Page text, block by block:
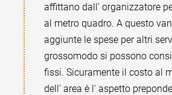
affittano dall' organizzatore
al metro quadro. A questo
aggiunte le spese per altri
grossomodo si possono
fissi. Sicuramente il costo al
dell' area è l' aspetto